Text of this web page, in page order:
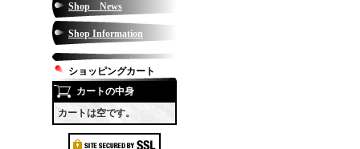
Shop News
Shop Information
ショッピングカート
カートの中身
カートは空です。